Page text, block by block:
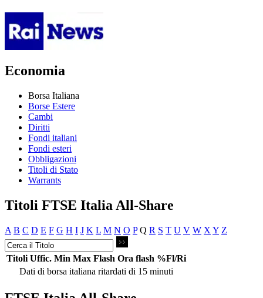
Economia
Borsa Italiana
Borse Estere
Cambi
Diritti
Fondi italiani
Fondi esteri
Obbligazioni
Titoli di Stato
Warrants
Titoli FTSE Italia All-Share
A B C D E F G H I J K L M N O P Q R S T U V W X Y Z
Titoli Uffic. Min Max Flash Ora flash %Fl/Ri
Dati di borsa italiana ritardati di 15 minuti